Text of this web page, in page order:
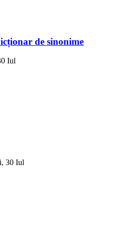
de sinonime
Iul
30 Iul